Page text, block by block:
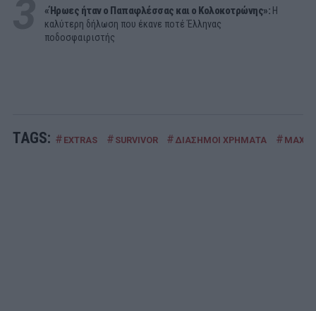
«Ήρωες ήταν ο Παπαφλέσσας και ο Κολοκοτρώνης»: Η
καλύτερη δήλωση που έκανε ποτέ Έλληνας
ποδοσφαιριστής
TAGS: # EXTRAS # SURVIVOR # ΔΙΑΣΗΜΟΙ ΧΡΗΜΑΤΑ #